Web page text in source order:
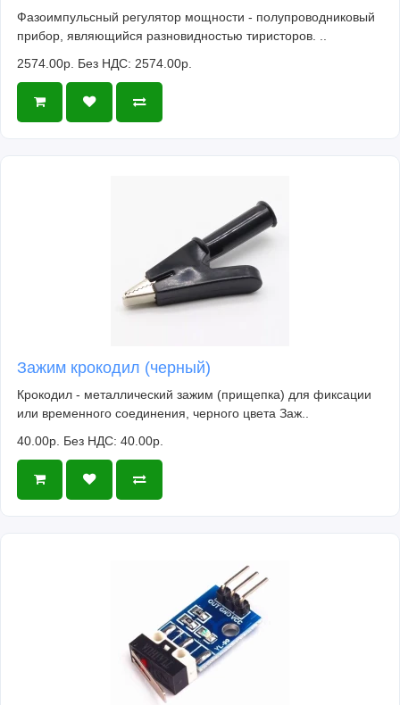
Фазоимпульсный регулятор мощности - полупроводниковый
прибор, являющийся разновидностью тиристоров. ..
2574.00р. Без НДС: 2574.00р.
Зажим крокодил (черный)
Крокодил - металлический зажим (прищепка) для фиксации
или временного соединения, черного цвета Заж..
40.00р. Без НДС: 40.00р.